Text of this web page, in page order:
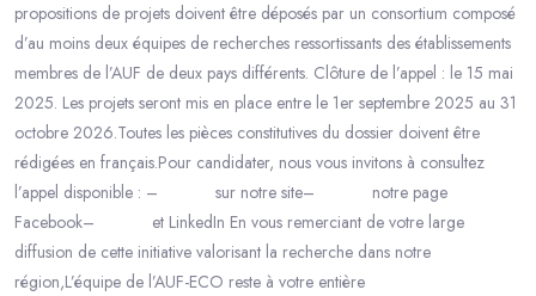
propositions de projets doivent être déposés par un consortium composé
d’au moins deux équipes de recherches ressortissants des établissements
membres de l’AUF de deux pays différents. Clôture de l’appel : le 15 mai
2025. Les projets seront mis en place entre le 1er septembre 2025 au 31
octobre 2026.Toutes les pièces constitutives du dossier doivent être
rédigées en français.Pour candidater, nous vous invitons à consultez
l’appel disponible : – sur notre site– notre page
Facebook– et LinkedIn En vous remerciant de votre large
diffusion de cette initiative valorisant la recherche dans notre
région,L’équipe de l’AUF-ECO reste à votre entière